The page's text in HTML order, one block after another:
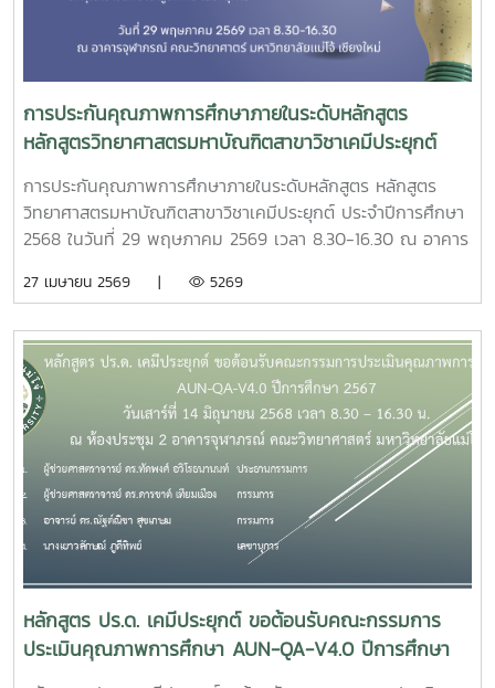
การประกันคุณภาพการศึกษาภายในระดับหลักสูตร
หลักสูตรวิทยาศาสตรมหาบัณฑิตสาขาวิชาเคมีประยุกต์
ประจำปีการศึกษา 2568
การประกันคุณภาพการศึกษาภายในระดับหลักสูตร หลักสูตร
วิทยาศาสตรมหาบัณฑิตสาขาวิชาเคมีประยุกต์ ประจำปีการศึกษา
2568 ในวันที่ 29 พฤษภาคม 2569 เวลา 8.30-16.30 ณ อาคาร
คณะกรรมการและเลขานุการตามประกาศของมหาวิทยาลัย ดัง
ประธานกรรมการ 2. ผู้ช่วยศาสตราจารย์ ดร. ดารชาต์ เทียม
เพชร กรรมการ 3. คุณเยาวลักษณ์ ภูดีทิพย์ เลขานุการ
27 เมษายน 2569 | 5269
หลักสูตร ปร.ด. เคมีประยุกต์ ขอต้อนรับคณะกรรมการ
ประเมินคุณภาพการศึกษา AUN-QA-V4.0 ปีการศึกษา
2567